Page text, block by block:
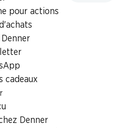
pour actions
cadeaux
Denner
avec la carte